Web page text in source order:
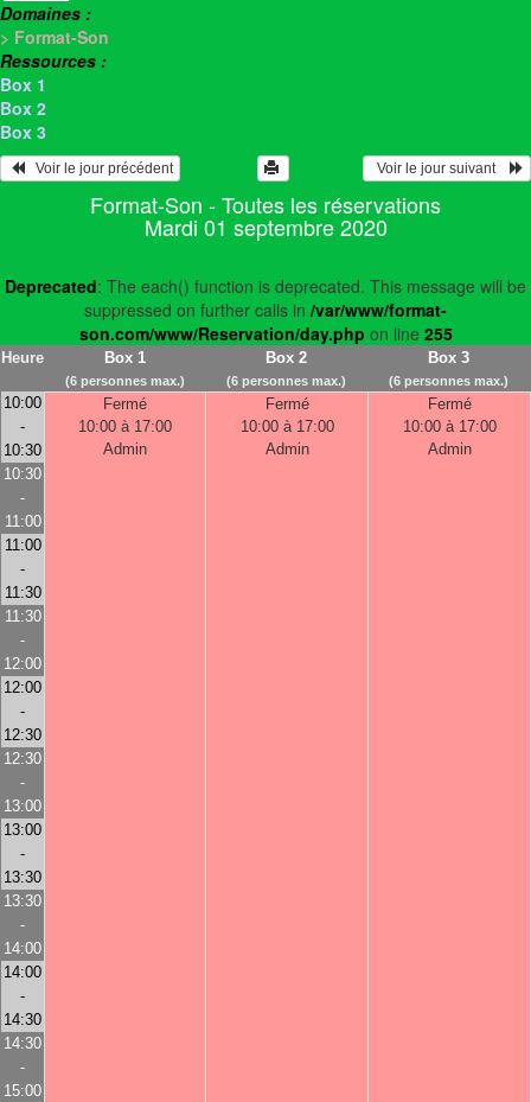
Domaines :
> Format-Son
Ressources :
Box 1
Box 2
Box 3
   Voir le jour précédent
  Voir le jour suivant
Format-Son - Toutes les réservations
Mardi 01 septembre 2020
Deprecated: The each() function is deprecated. This message will be
suppressed on further calls in /var/www/format-
son.com/www/Reservation/day.php on line 255
Heure Box 1
(6 personnes max.)
Box 2
(6 personnes max.)
Box 3
(6 personnes max.)
10:00
-
10:30
Fermé
10:00 à 17:00
Admin
Fermé
10:00 à 17:00
Admin
Fermé
10:00 à 17:00
Admin
10:30
-
11:00
11:00
-
11:30
11:30
-
12:00
12:00
-
12:30
12:30
-
13:00
13:00
-
13:30
13:30
-
14:00
14:00
-
14:30
14:30
-
15:00